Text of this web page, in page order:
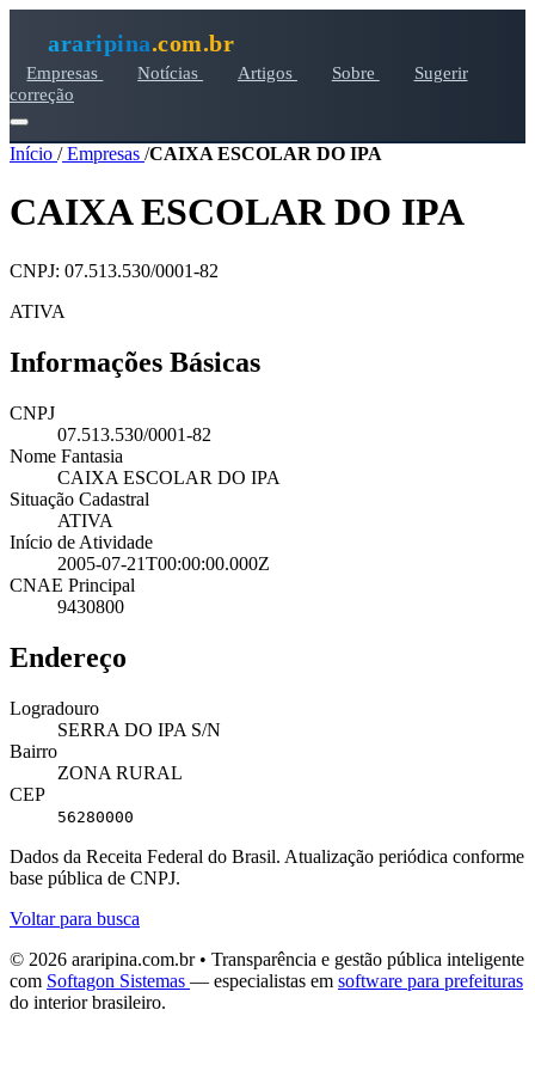
araripina.com.br
Empresas Notícias Artigos Sobre
Sugerir
correção
Início /Empresas /CAIXA ESCOLAR DO IPA
CAIXA ESCOLAR DO IPA
CNPJ: 07.513.530/0001-82
ATIVA
Informações Básicas
CNPJ
07.513.530/0001-82
Nome Fantasia
CAIXA ESCOLAR DO IPA
Situação Cadastral
ATIVA
Início de Atividade
2005-07-21T00:00:00.000Z
CNAE Principal
9430800
Endereço
Logradouro
SERRA DO IPA S/N
Bairro
ZONA RURAL
CEP
56280000
Dados da Receita Federal do Brasil. Atualização periódica conforme
base pública de CNPJ.
Voltar para busca
© 2026 araripina.com.br • Transparência e gestão pública inteligente
com Softagon Sistemas — especialistas em software para prefeituras
do interior brasileiro.